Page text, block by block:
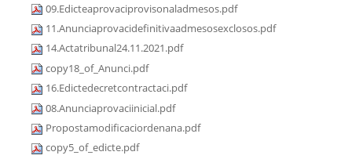
09.Edicteaprovaciprovisonaladmesos.pdf
11.Anunciaprovacidefinitivaadmesosexclosos.pdf
14.Actatribunal24.11.2021.pdf
copy18_of_Anunci.pdf
16.Edictedecretcontractaci.pdf
08.Anunciaprovaciinicial.pdf
Propostamodificaciordenana.pdf
copy5_of_edicte.pdf